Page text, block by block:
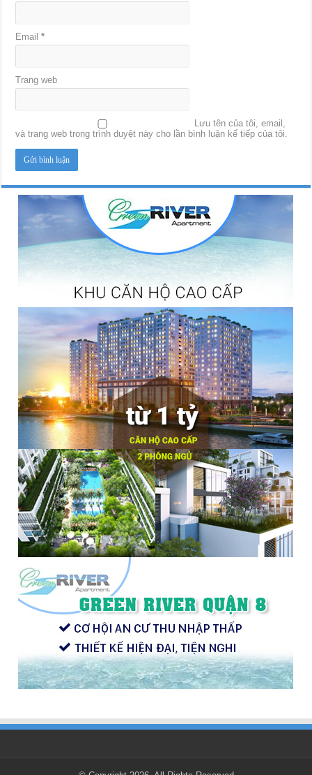
Email*
Trang web
Lưu tên của tôi, email,
và trang web trong trình duyệt này cho lần bình luận kế tiếp của tôi.